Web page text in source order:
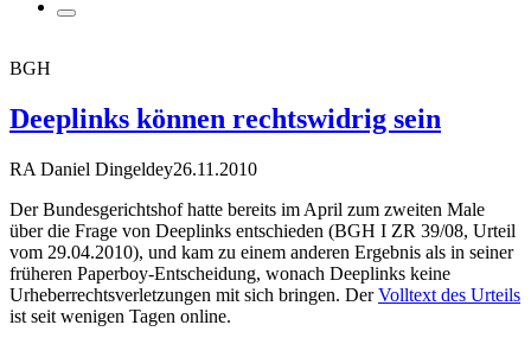
BGH
Deeplinks können rechtswidrig sein
RA Daniel Dingeldey26.11.2010
Der Bundesgerichtshof hatte bereits im April zum zweiten Male
über die Frage von Deeplinks entschieden (BGH I ZR 39/08, Urteil
vom 29.04.2010), und kam zu einem anderen Ergebnis als in seiner
früheren Paperboy-Entscheidung, wonach Deeplinks keine
Urheberrechtsverletzungen mit sich bringen. DerVolltext des Urteils
ist seit wenigen Tagen online.